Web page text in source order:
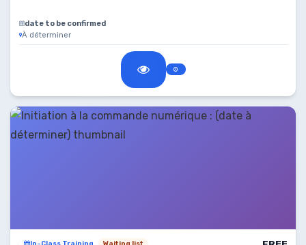
date to be confirmed
À déterminer